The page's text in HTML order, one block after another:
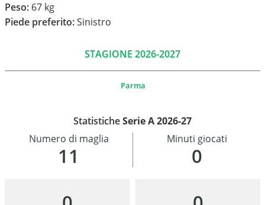
Peso: 67 kg
Piede preferito:Sinistro
STAGIONE 2026-2027
Parma
StatisticheSerie A 2026-27
11
Numero di maglia
0
Minuti giocati